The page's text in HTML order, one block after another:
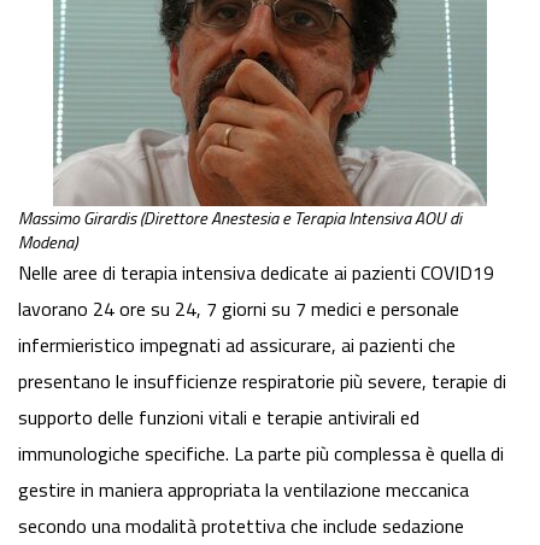
Massimo Girardis (Direttore Anestesia e Terapia Intensiva AOU di
Modena)
Nelle aree di terapia intensiva dedicate ai pazienti COVID19
lavorano 24 ore su 24, 7 giorni su 7 medici e personale
infermieristico impegnati ad assicurare, ai pazienti che
presentano le insufficienze respiratorie più severe, terapie di
supporto delle funzioni vitali e terapie antivirali ed
immunologiche specifiche. La parte più complessa è quella di
gestire in maniera appropriata la ventilazione meccanica
secondo una modalità protettiva che include sedazione